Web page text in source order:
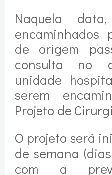
Naquela
encaminhados
de origem
consulta no
unidade
serem
Projeto de
O projeto será
de semana
com a